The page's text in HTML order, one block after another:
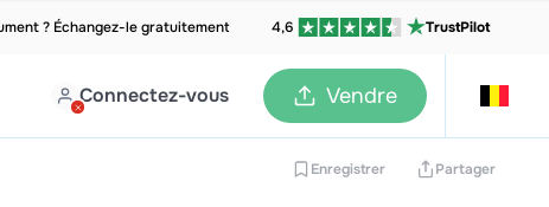
? Échangez-le gratuitement 4,6 TrustPilot
Connectez-vous Vendre
Enregistrer Partager